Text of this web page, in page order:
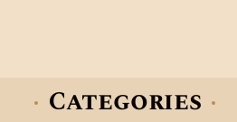
Categories